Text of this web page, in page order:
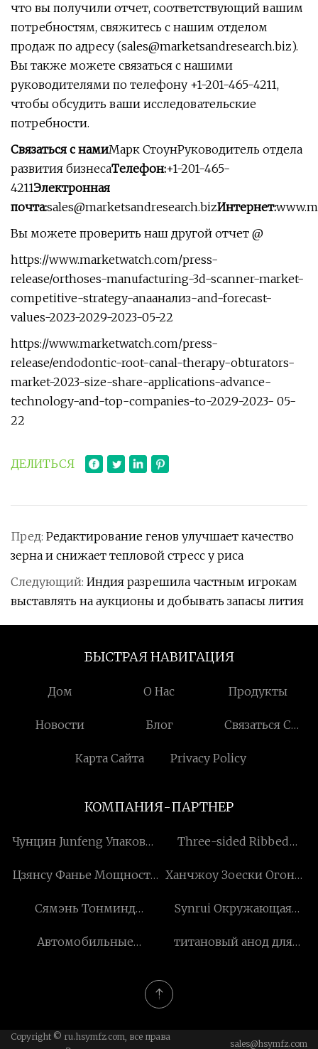
что вы получили отчет, соответствующий вашим
потребностям, свяжитесь с нашим отделом
продаж по адресу (sales@marketsandresearch.biz).
Вы также можете связаться с нашими
руководителями по телефону +1-201-465-4211,
чтобы обсудить ваши исследовательские
потребности.
Связаться с намиМарк СтоунРуководитель отдела
развития бизнесаТелефон:+1-201-465-
4211Электронная
почта:sales@marketsandresearch.bizИнтернет:
Вы можете проверить наш другой отчет @
https://www.marketwatch.com/press-
release/orthoses-manufacturing-3d-scanner-market-
competitive-strategy-anaанализ-and-forecast-
values-2023-2029-2023-05-22
https://www.marketwatch.com/press-
release/endodontic-root-canal-therapy-obturators-
market-2023-size-share-applications-advance-
technology-and-top-companies-to-2029-2023- 05-
22
ДЕЛИТЬСЯ
Пред: Редактирование генов улучшает качество
зерна и снижает тепловой стресс у риса
Следующий: Индия разрешила частным игрокам
выставлять на аукционы и добывать запасы лития
БЫСТРАЯ НАВИГАЦИЯ
Дом О Нас Продукты
Новости Блог
Связаться С
Карта Сайта
Privacy Policy
КОМПАНИЯ-ПАРТНЕР
Чунцин Junfeng Упаковка
Three-sided Ribbed
Production Line
Цзянсу Фанье Мощность
Компания, ООО
Ханчжоу Зоески Огонь
Оборудование
Сямэнь Тонминд
Synrui Окружающая
(Liaocheng) Co., ООО
Автомобильные
титановый анод для
Copyright © ru.hsymfz.com, все права
sales@hsymfz.com